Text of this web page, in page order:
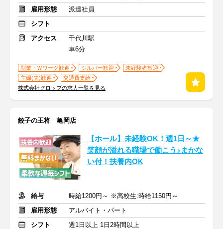
雇用形態
派遣社員
シフト
アクセス
千代川駅
車6分
副業・Ｗワーク歓迎 シルバー歓迎
未経験者歓迎
主婦(夫)歓迎
交通費支給
株式会社グロップの求人一覧を見る
餃子の王将 亀岡店
【ホール】未経験OK！週1日～★
笑顔が溢れる職場で働こう♪まかな
い付！扶養内OK
給与
時給1200円～ ※高校生:時給1150円～
雇用形態
アルバイト・パート
シフト
週1日以上 1日2時間以上